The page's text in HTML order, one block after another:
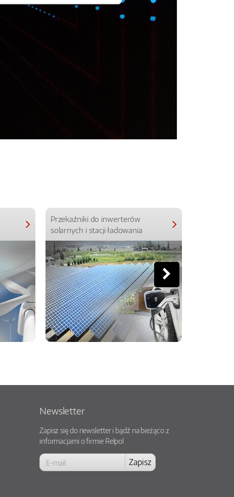
Przekaźniki do inwerterów
solarnych i stacji ładowania
Newsletter
Zapisz się do newsletter i bądź na bieżąco z
informacjami o firmie Relpol